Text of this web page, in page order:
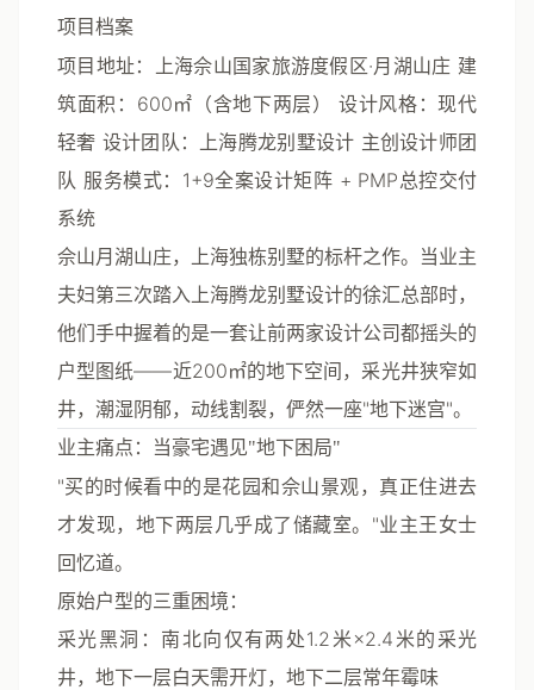
项目档案
项目地址：上海佘山国家旅游度假区·月湖山庄 建
筑面积 ：600㎡（含地下两层）设计风格 ：现代
轻奢 设计团队 ：上海腾龙别墅设计 主创设计师团
队 服务模式：1+9全案设计矩阵 + PMP总控交付
系统
佘山月湖山庄，上海独栋别墅的标杆之作。当业主
夫妇第三次踏入上海腾龙别墅设计的徐汇总部时，
他们手中握着的是一套让前两家设计公司都摇头的
户型图纸——近200㎡的地下空间，采光井狭窄如
井，潮湿阴郁，动线割裂，俨然一座"地下迷宫"。
业主痛点：当豪宅遇见"地下困局"
"买的时候看中的是花园和佘山景观，真正住进去
才发现，地下两层几乎成了储藏室。"业主王女士
回忆道。
原始户型的三重困境：
采光黑洞 ：南北向仅有两处1.2米×2.4米的采光
井，地下一层白天需开灯，地下二层常年霉味